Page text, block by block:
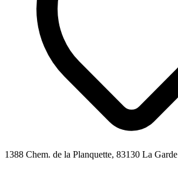
1388 Chem. de la Planquette, 83130 La Garde